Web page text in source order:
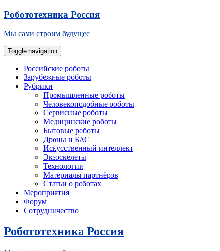
Skip
content
Робототехника Россия
Мы сами строим будущее
Toggle navigation
Российские роботы
Зарубежные роботы
Рубрики
Промышленные роботы
Человекоподобные роботы
Сервисные роботы
Медицинские роботы
Бытовые роботы
Дроны и БАС
Искусственный интеллект
Экзоскелеты
Технологии
Материалы партнёров
Статьи о роботах
Мероприятия
Форум
Сотрудничество
Робототехника Россия